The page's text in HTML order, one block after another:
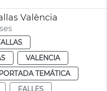
València
VALENCIA
TEMÁTICA
FALLES